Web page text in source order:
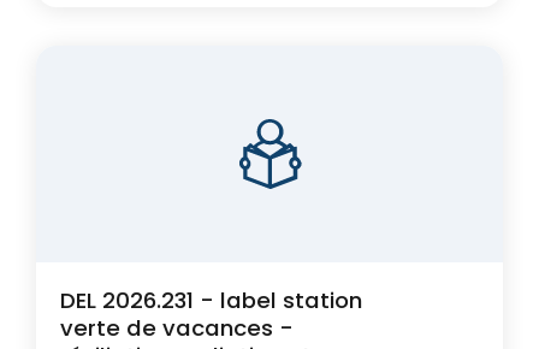
DEL 2026.231 - label station
verte de vacances -